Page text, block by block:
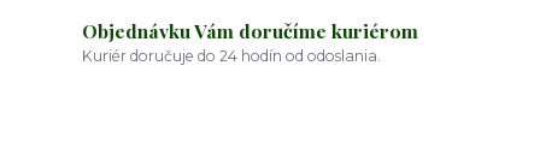
Objednávku Vám doručíme kuriérom
Kuriér doručuje do 24 hodín od odoslania.